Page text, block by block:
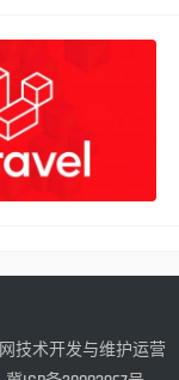
技术开发与维护运营